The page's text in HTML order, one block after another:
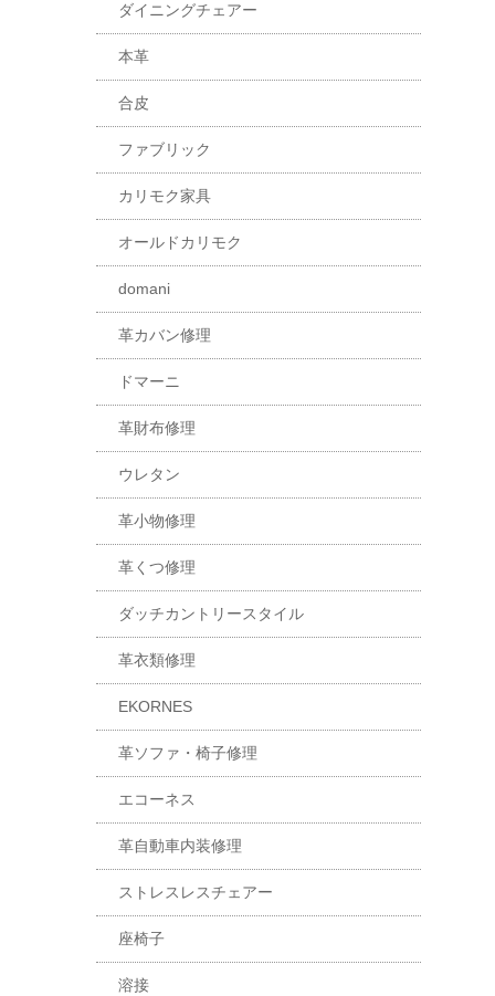
ダイニングチェアー
本革
合皮
ファブリック
カリモク家具
オールドカリモク
domani
革カバン修理
ドマーニ
革財布修理
ウレタン
革小物修理
革くつ修理
ダッチカントリースタイル
革衣類修理
EKORNES
革ソファ・椅子修理
エコーネス
革自動車内装修理
ストレスレスチェアー
座椅子
溶接